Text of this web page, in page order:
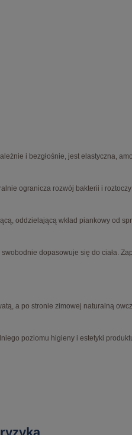
i bezgłośnie, jest elastyczna,
ogranicza rozwój bakterii i
oddzielającą wkład piankowy od
dopasowuje się do ciała.
a po stronie zimowej naturalną
poziomu higieny i estetyki